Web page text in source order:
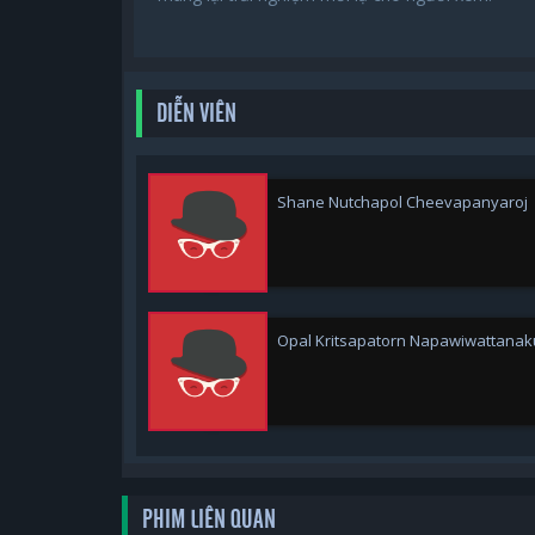
DIỄN VIÊN
Shane Nutchapol Cheevapanyaroj
Opal Kritsapatorn
PHIM LIÊN QUAN